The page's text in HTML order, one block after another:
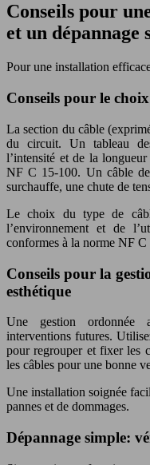
Conseils pour
et un dépannage
Pour une installation
Conseils pour le
La section du câble
du circuit. Un tableau
l’intensité et de la
NF C 15-100. Un câble
surchauffe, une chute de
Le choix du type de
l’environnement et de
conformes à la norme NF C
Conseils pour la
esthétique
Une gestion ordonnée
interventions futures.
pour regrouper et fixer les
les câbles pour une bonne
Une installation soignée
pannes et de dommages.
Dépannage simple: